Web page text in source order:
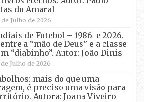
do Amaral
de Julho de 2026
de Futebol – 1986 e 2026.
a “mão de Deus” e a classe
“diabinho”. Autor: João Dinis
de Julho de 2026
mais do que uma
é preciso uma visão para
Autora: Joana Viveiro